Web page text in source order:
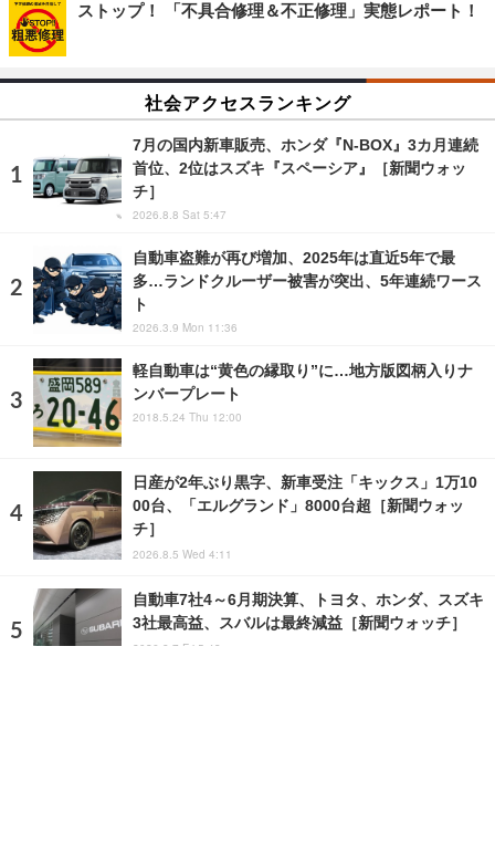
ストップ！ 「不具合修理＆不正修理」実態レポート！
社会アクセスランキング
7月の国内新車販売、ホンダ『N-BOX』3カ月連続
首位、2位はスズキ『スペーシア』［新聞ウォッ
チ］
2026.8.8 Sat 5:47
自動車盗難が再び増加、2025年は直近5年で最
多…ランドクルーザー被害が突出、5年連続ワース
ト
2026.3.9 Mon 11:36
軽自動車は“黄色の縁取り”に…地方版図柄入りナ
ンバープレート
2018.5.24 Thu 12:00
日産が2年ぶり黒字、新車受注「キックス」1万10
00台、「エルグランド」8000台超［新聞ウォッ
チ］
2026.8.5 Wed 4:11
自動車7社4～6月期決算、トヨタ、ホンダ、スズキ
3社最高益、スバルは最終減益［新聞ウォッチ］
2026.8.7 Fri 5:43